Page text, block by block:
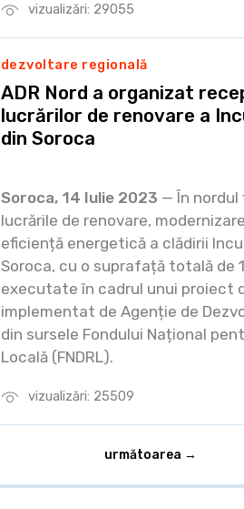
vizualizări: 29055
vizualizări: 25509
dezvoltare regională
ADR Nord a organizat
lucrărilor de renovare a
din Soroca
Soroca, 14 Iulie 2023 — În
lucrările de renovare,
eficiență energetică a clădirii
Soroca, cu o suprafață totală de
executate în cadrul unui proiect
implementat de Agenție de
din sursele Fondului Național
Locală (FNDRL).
următoarea →